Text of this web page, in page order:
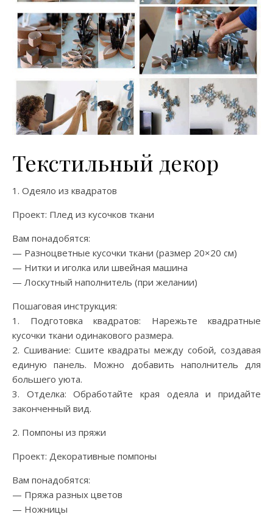
Текстильный декор
1. Одеяло из квадратов
Проект: Плед из кусочков ткани
Вам понадобятся:
— Разноцветные кусочки ткани (размер 20×20 см)
— Нитки и иголка или швейная машина
— Лоскутный наполнитель (при желании)
Пошаговая инструкция:
1. Подготовка квадратов: Нарежьте квадратные
кусочки ткани одинакового размера.
2. Сшивание: Сшите квадраты между собой, создавая
единую панель. Можно добавить наполнитель для
большего уюта.
3. Отделка: Обработайте края одеяла и придайте
законченный вид.
2. Помпоны из пряжи
Проект: Декоративные помпоны
Вам понадобятся:
— Пряжа разных цветов
— Ножницы